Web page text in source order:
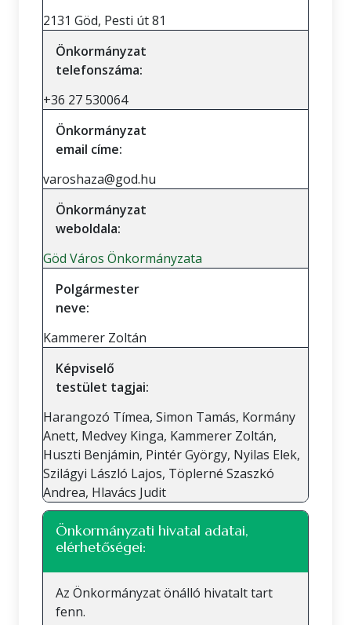
2131 Göd, Pesti út 81
Önkormányzat
telefonszáma:
+36 27 530064
Önkormányzat
email címe:
varoshaza@god.hu
Önkormányzat
weboldala:
Göd Város Önkormányzata
Polgármester
neve:
Kammerer Zoltán
Képviselő
testület tagjai:
Harangozó Tímea, Simon Tamás, Kormány
Anett, Medvey Kinga, Kammerer Zoltán,
Huszti Benjámin, Pintér György, Nyilas Elek,
Szilágyi László Lajos, Töplerné Szaszkó
Andrea, Hlavács Judit
Önkormányzati hivatal adatai,
elérhetőségei:
Az Önkormányzat önálló hivatalt tart
fenn.